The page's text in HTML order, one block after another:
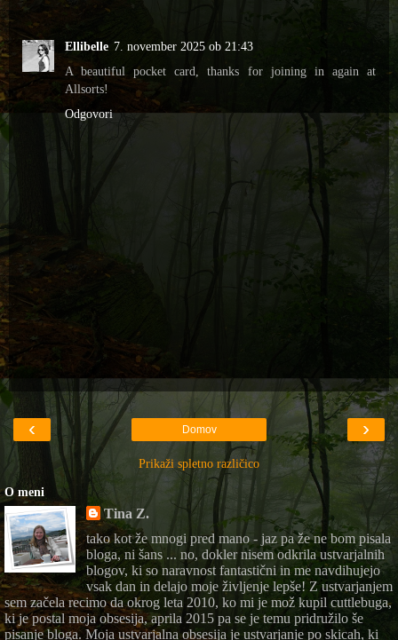
Ellibelle 7. november 2025 ob 21:43
A beautiful pocket card, thanks for joining in again at
Allsorts!
Odgovori
‹ ›
Domov
Prikaži spletno različico
O meni
Tina Z.
tako kot že mnogi pred mano - jaz pa že ne bom pisala
bloga, ni šans ... no, dokler nisem odkrila ustvarjalnih
blogov, ki so naravnost fantastični in me navdihujejo
vsak dan in delajo moje življenje lepše! Z ustvarjanjem
sem začela recimo da okrog leta 2010, ko mi je mož kupil cuttlebuga,
ki je postal moja obsesija, aprila 2015 pa se je temu pridružilo še
pisanje bloga. Moja ustvarjalna obsesija je ustvarjanje po skicah, ki